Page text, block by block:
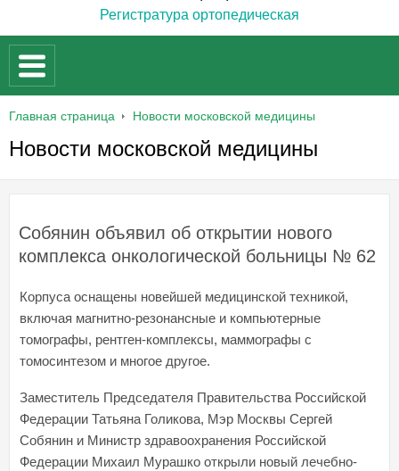
Регистратура ортопедическая
Главная страница Новости московской медицины
Новости московской медицины
Собянин объявил об открытии нового
комплекса онкологической больницы № 62
Корпуса оснащены новейшей медицинской техникой,
включая магнитно-резонансные и компьютерные
томографы, рентген-комплексы, маммографы с
томосинтезом и многое другое.
Заместитель Председателя Правительства Российской
Федерации Татьяна Голикова, Мэр Москвы Сергей
Собянин и Министр здравоохранения Российской
Федерации Михаил Мурашко открыли новый лечебно-